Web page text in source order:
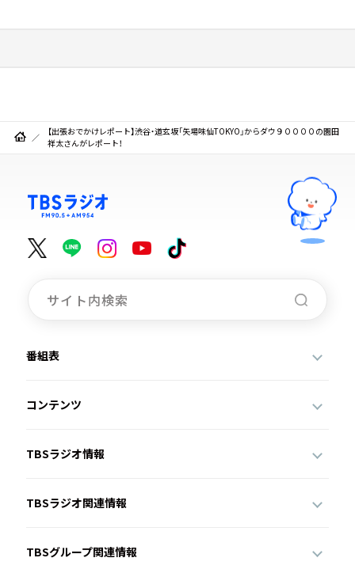
【出張おでかけレポート】渋谷・道玄坂「矢場味仙TOKYO」からダウ９００００の園田
祥太さんがレポート！
番組表
コンテンツ
TBSラジオ情報
TBSラジオ関連情報
TBSグループ関連情報